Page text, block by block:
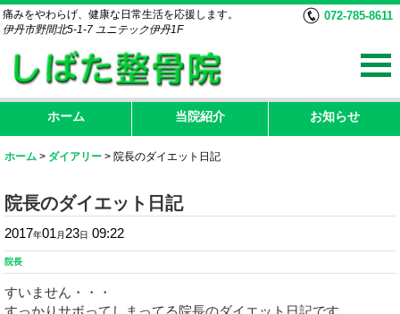
痛みをやわらげ、健康な日常生活を応援します。
伊丹市野間北5-1-7 ユニテック伊丹1F
072-785-8611
ホーム 当院紹介 お知らせ
ホーム > ダイアリー > 院長のダイエット日記
院長のダイエット日記
2017年01 月 23日 09:22
院長
すいません・・・
すっかりサボってしまってる院長のダイエット日記です。